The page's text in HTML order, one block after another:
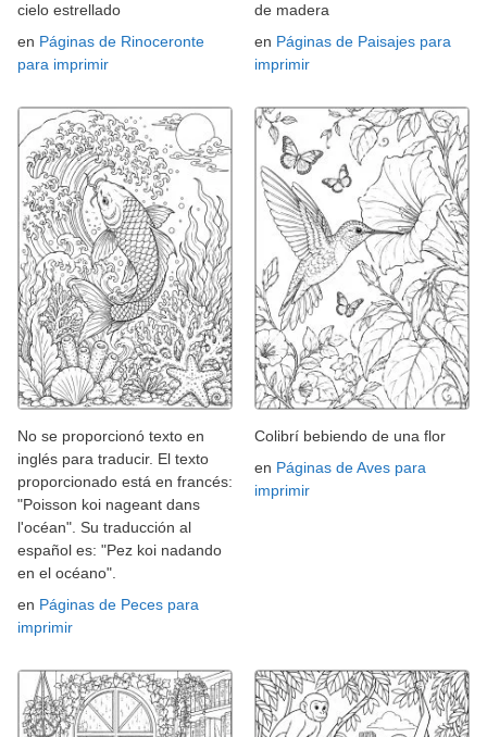
cielo estrellado
en Páginas de Rinoceronte
para imprimir
de madera
en Páginas de Paisajes para
imprimir
No se proporcionó texto en
inglés para traducir. El texto
proporcionado está en francés:
"Poisson koi nageant dans
l'océan". Su traducción al
español es: "Pez koi nadando
en el océano".
en Páginas de Peces para
imprimir
Colibrí bebiendo de una flor
en Páginas de Aves para
imprimir